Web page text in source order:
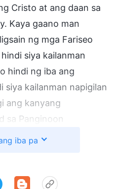
Cristo at ang daan sa
Kaya gaano man
ng mga Fariseo
siya kailanman
hindi ng iba ang
siya kailanman napigilan
ang kanyang
sa Panginoon
niya ang
iba pa